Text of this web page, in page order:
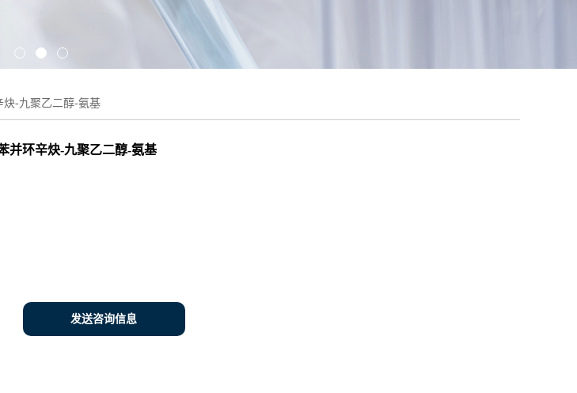
炔-九聚乙二醇-氨基
并环辛炔-九聚乙二醇-氨基
发送咨询信息